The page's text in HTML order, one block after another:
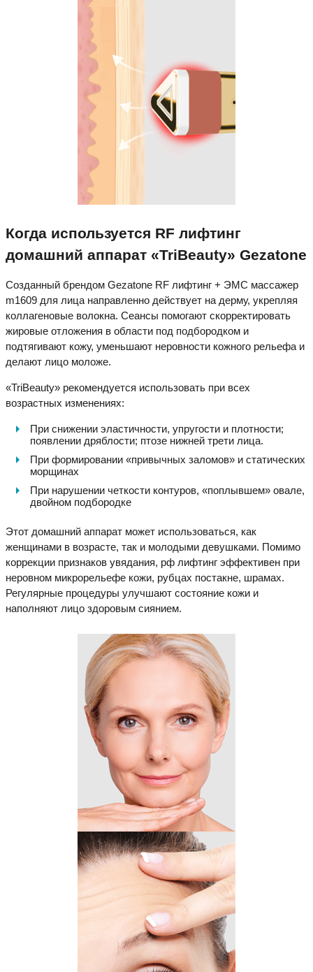
Когда используется RF лифтинг
домашний аппарат «TriBeauty» Gezatone
Созданный брендом Gezatone RF лифтинг + ЭМС массажер
m1609 для лица направленно действует на дерму, укрепляя
коллагеновые волокна. Сеансы помогают скорректировать
жировые отложения в области под подбородком и
подтягивают кожу, уменьшают неровности кожного рельефа и
делают лицо моложе.
«TriBeauty» рекомендуется использовать при всех
возрастных изменениях:
При снижении эластичности, упругости и плотности;
появлении дряблости; птозе нижней трети лица.
При формировании «привычных заломов» и статических
морщинах
При нарушении четкости контуров, «поплывшем» овале,
двойном подбородке
Этот домашний аппарат может использоваться, как
женщинами в возрасте, так и молодыми девушками. Помимо
коррекции признаков увядания, рф лифтинг эффективен при
неровном микрорельефе кожи, рубцах постакне, шрамах.
Регулярные процедуры улучшают состояние кожи и
наполняют лицо здоровым сиянием.